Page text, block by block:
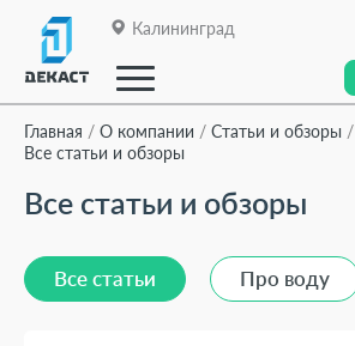
Калининград
О компании
Закрыть
О компании
Главная О компании
Статьи и обзоры
Все статьи и обзоры
Все статьи и обзоры
Все статьи Про воду